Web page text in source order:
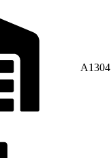
A1304